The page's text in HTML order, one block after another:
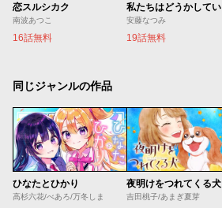
恋スルシカク
南波あつこ
16話無料
安藤なつみ
19話無料
同じジャンルの作品
ひなたとひかり
高杉六花/べあろ/万冬しま
夜明けをつれてくる犬
吉田桃子/あまぎ夏芽